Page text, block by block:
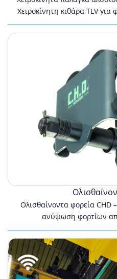
Χειροκίνητη κιθάρα TLV
Ολισθαίνοντα
Ολισθαίνοντα φορεία CHD
ανύψωση φορτίων
Ηλεκτρονικός
εξοπλισμός